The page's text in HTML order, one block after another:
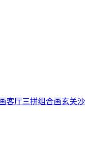
客厅三拼组合画玄关沙